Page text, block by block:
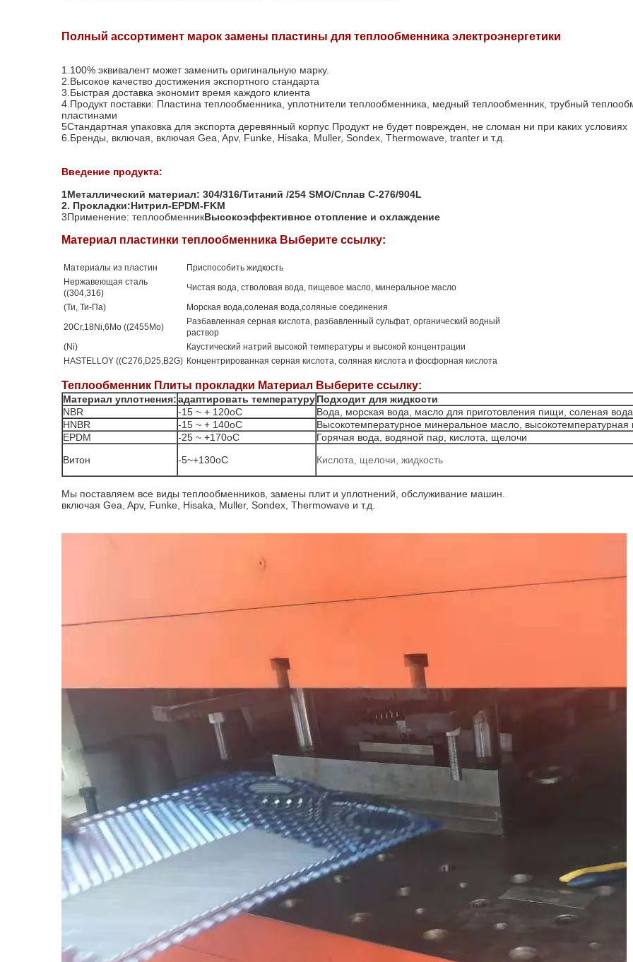
Полный ассортимент марок замены пластины для теплообменника электроэнергетики
1.100% эквивалент может заменить оригинальную марку.
2.Высокое качество достижения экспортного стандарта
3.Быстрая доставка экономит время каждого клиента
4.Продукт поставки: Пластина теплообменника, уплотнители теплообменника, медный теплообменник, трубный
пластинами
5Стандартная упаковка для экспорта деревянный корпус Продукт не будет поврежден, не сломан ни при каких условиях
6.Бренды, включая, включая Gea, Apv, Funke, Hisaka, Muller, Sondex, Thermowave, tranter и т.д.
Введение продукта:
1Металлический материал: 304/316/Титаний /254 SMO/Сплав C-276/904L
2. Прокладки:Нитрил-EPDM-FKM
3Применение: теплообменникВысокоэффективное отопление и охлаждение
Материал пластинки теплообменника Выберите ссылку:
Материалы из пластин
Приспособить жидкость
Нержавеющая сталь
((304,316)
Чистая вода, стволовая вода, пищевое масло, минеральное масло
(Ти, Ти-Па)
Морская вода,соленая вода,соляные соединения
20Cr,18Ni,6Mo ((2455Mo)
Разбавленная серная кислота, разбавленный сульфат, органический водный
раствор
(Ni)
Каустический натрий высокой температуры и высокой концентрации
HASTELLOY ((C276,D25,B2G) Концентрированная серная кислота, соляная кислота и фосфорная кислота
Теплообменник Плиты прокладки Материал Выберите ссылку:
Материал уплотнения:адаптировать температуруПодходит для жидкости
NBR
-15 ~ + 120oC
Вода, морская вода, масло для приготовления пищи, соленая вода
HNBR
-15 ~ + 140oC
Высокотемпературное минеральное масло, высокотемпературная
EPDM
-25 ~ +170oC
Горячая вода, водяной пар, кислота, щелочи
Витон
-5~+130oC Кислота, щелочи, жидкость
Мы поставляем все виды теплообменников, замены плит и уплотнений, обслуживание машин.
включая Gea, Apv, Funke, Hisaka, Muller, Sondex, Thermowave и т.д.